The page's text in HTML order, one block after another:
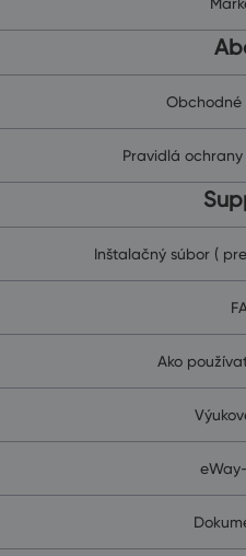
Obchodné
Pravidlá
Inštalačný súbor (
Ako